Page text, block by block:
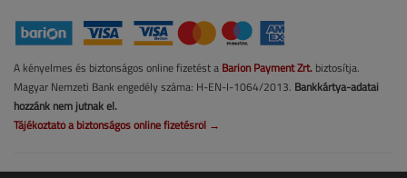
A kényelmes és biztonságos online fizetést a Barion Payment Zrt. biztosítja.
Magyar Nemzeti Bank engedély száma: H-EN-I-1064/2013. Bankkártya-adatai
hozzánk nem jutnak el.
Tájékoztató a biztonságos online fizetésről →